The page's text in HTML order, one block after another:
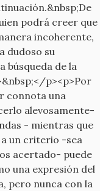
podrá creer que
incoherente,
dudoso su
búsqueda de la
p><p>Por
connota una
alevosamente-
- mientras que
un criterio -sea
acertado- puede
una expresión del
pero nunca con la